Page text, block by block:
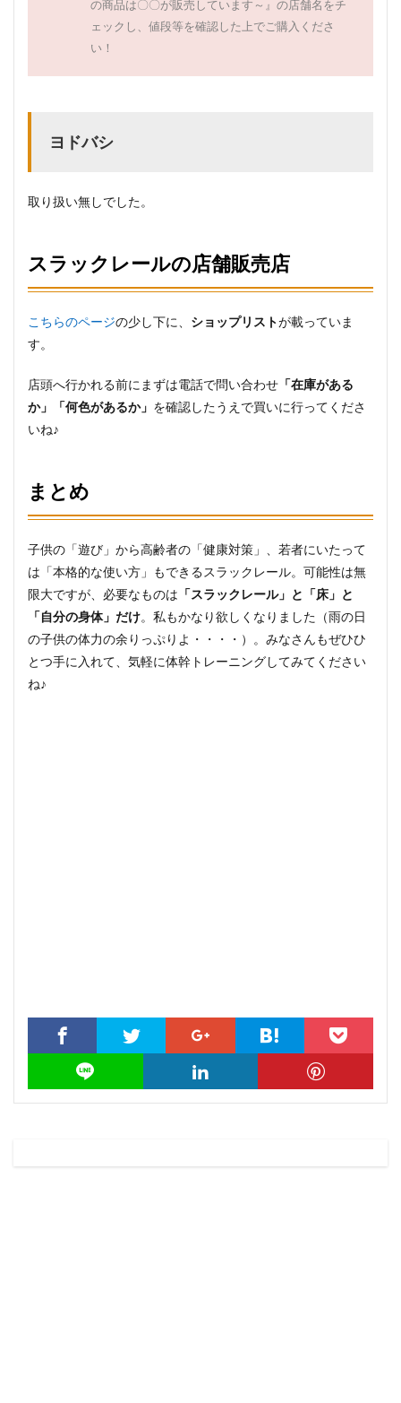
の商品は〇〇が販売しています～』の店舗名をチ
ェックし、値段等を確認した上でご購入くださ
い！
ヨドバシ
取り扱い無しでした。
スラックレールの店舗販売店
こちらのページの少し下に、 ショップリストが載っていま
す。
店頭へ行かれる前にまずは電話で問い合わせ 「在庫がある
か」「何色があるか」 を確認したうえで買いに行ってくださ
いね♪
まとめ
子供の「遊び」から高齢者の「健康対策」、若者にいたって
は「本格的な使い方」もできるスラックレール。可能性は無
限大ですが、必要なものは 「スラックレール」と「床」と
「自分の身体」だけ。私もかなり欲しくなりました（雨の日
の子供の体力の余りっぷりよ・・・・）。みなさんもぜひひ
とつ手に入れて、気軽に体幹トレーニングしてみてください
ね♪